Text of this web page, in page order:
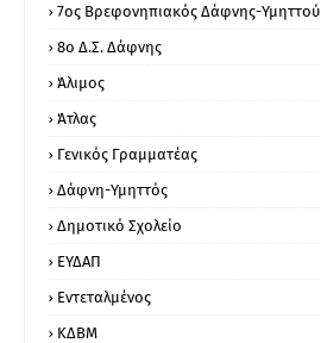
7ος Βρεφονηπιακός Δάφνης-Υμηττού
8ο Δ.Σ. Δάφνης
Άλιμος
Άτλας
Γενικός Γραμματέας
Δάφνη-Υμηττός
Δημοτικό Σχολείο
ΕΥΔΑΠ
Εντεταλμένος
ΚΔΒΜ